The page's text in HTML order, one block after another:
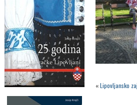
«Lipovljansko